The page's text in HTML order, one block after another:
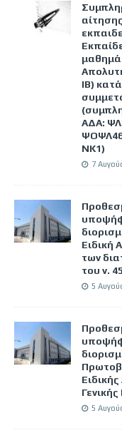
IB)
ΑΔΑ:
ΝΚ1)
7
Ειδική
των
του ν.
5
5